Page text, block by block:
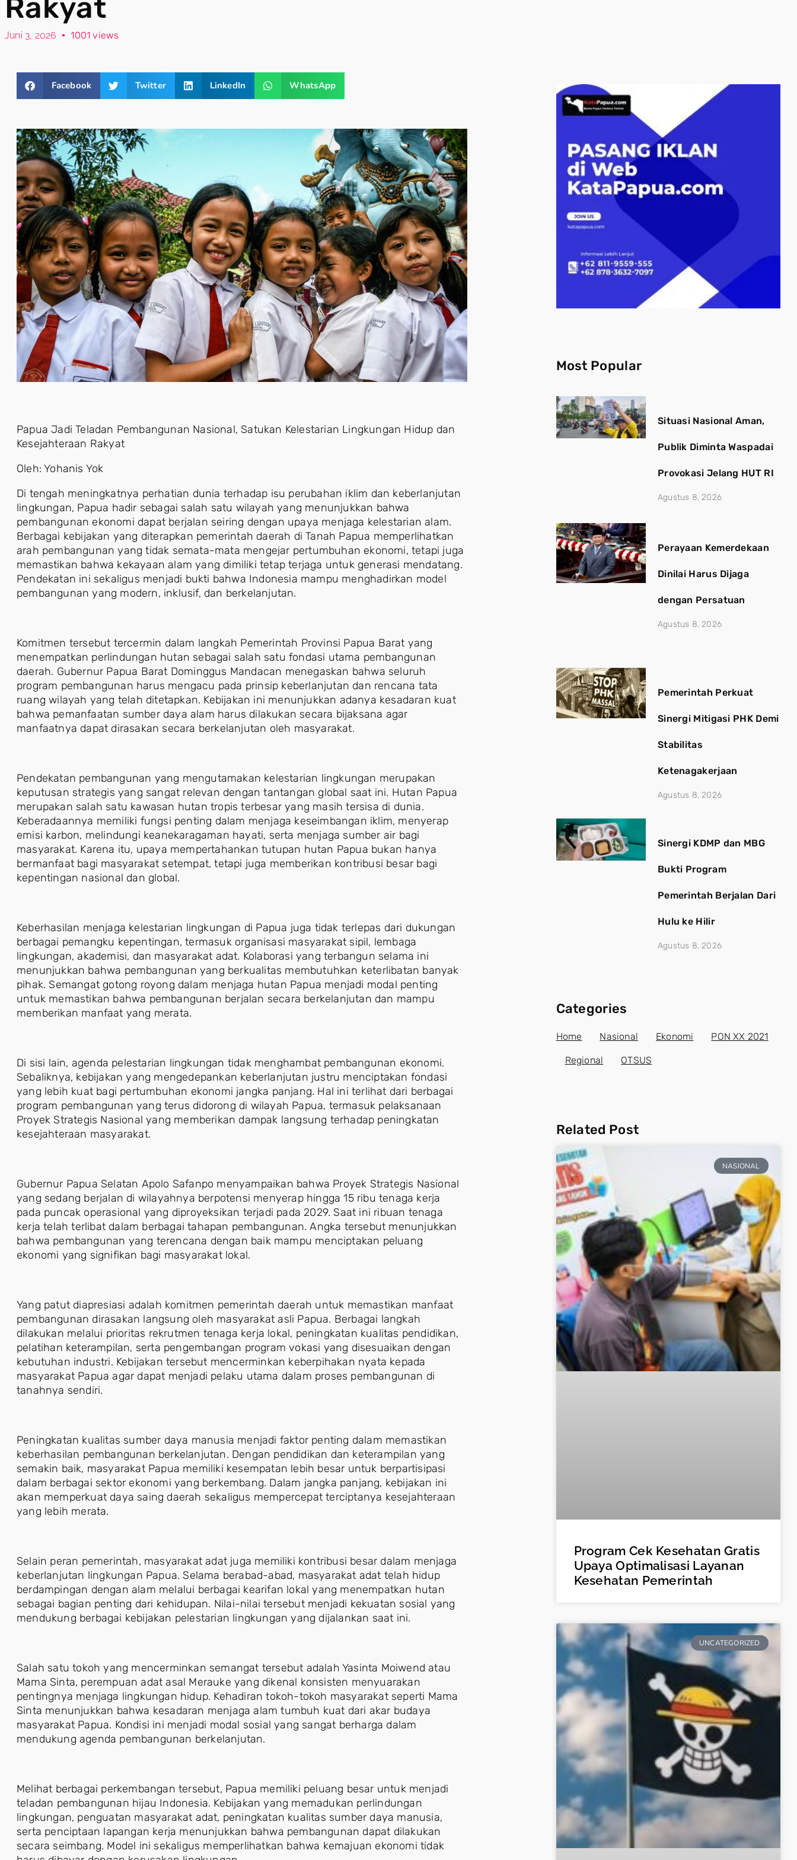
Rakyat
Juni 3, 2026 1001 views
Facebook Twitter LinkedIn WhatsApp
Papua Jadi Teladan Pembangunan Nasional, Satukan Kelestarian Lingkungan Hidup dan
Kesejahteraan Rakyat
Oleh: Yohanis Yok
Di tengah meningkatnya perhatian dunia terhadap isu perubahan iklim dan keberlanjutan
lingkungan, Papua hadir sebagai salah satu wilayah yang menunjukkan bahwa
pembangunan ekonomi dapat berjalan seiring dengan upaya menjaga kelestarian alam.
Berbagai kebijakan yang diterapkan pemerintah daerah di Tanah Papua memperlihatkan
arah pembangunan yang tidak semata-mata mengejar pertumbuhan ekonomi, tetapi juga
memastikan bahwa kekayaan alam yang dimiliki tetap terjaga untuk generasi mendatang.
Pendekatan ini sekaligus menjadi bukti bahwa Indonesia mampu menghadirkan model
pembangunan yang modern, inklusif, dan berkelanjutan.
Komitmen tersebut tercermin dalam langkah Pemerintah Provinsi Papua Barat yang
menempatkan perlindungan hutan sebagai salah satu fondasi utama pembangunan
daerah. Gubernur Papua Barat Dominggus Mandacan menegaskan bahwa seluruh
program pembangunan harus mengacu pada prinsip keberlanjutan dan rencana tata
ruang wilayah yang telah ditetapkan. Kebijakan ini menunjukkan adanya kesadaran kuat
bahwa pemanfaatan sumber daya alam harus dilakukan secara bijaksana agar
manfaatnya dapat dirasakan secara berkelanjutan oleh masyarakat.
Pendekatan pembangunan yang mengutamakan kelestarian lingkungan merupakan
keputusan strategis yang sangat relevan dengan tantangan global saat ini. Hutan Papua
merupakan salah satu kawasan hutan tropis terbesar yang masih tersisa di dunia.
Keberadaannya memiliki fungsi penting dalam menjaga keseimbangan iklim, menyerap
emisi karbon, melindungi keanekaragaman hayati, serta menjaga sumber air bagi
masyarakat. Karena itu, upaya mempertahankan tutupan hutan Papua bukan hanya
bermanfaat bagi masyarakat setempat, tetapi juga memberikan kontribusi besar bagi
kepentingan nasional dan global.
Keberhasilan menjaga kelestarian lingkungan di Papua juga tidak terlepas dari dukungan
berbagai pemangku kepentingan, termasuk organisasi masyarakat sipil, lembaga
lingkungan, akademisi, dan masyarakat adat. Kolaborasi yang terbangun selama ini
menunjukkan bahwa pembangunan yang berkualitas membutuhkan keterlibatan banyak
pihak. Semangat gotong royong dalam menjaga hutan Papua menjadi modal penting
untuk memastikan bahwa pembangunan berjalan secara berkelanjutan dan mampu
memberikan manfaat yang merata.
Di sisi lain, agenda pelestarian lingkungan tidak menghambat pembangunan ekonomi.
Sebaliknya, kebijakan yang mengedepankan keberlanjutan justru menciptakan fondasi
yang lebih kuat bagi pertumbuhan ekonomi jangka panjang. Hal ini terlihat dari berbagai
program pembangunan yang terus didorong di wilayah Papua, termasuk pelaksanaan
Proyek Strategis Nasional yang memberikan dampak langsung terhadap peningkatan
kesejahteraan masyarakat.
Gubernur Papua Selatan Apolo Safanpo menyampaikan bahwa Proyek Strategis Nasional
yang sedang berjalan di wilayahnya berpotensi menyerap hingga 15 ribu tenaga kerja
pada puncak operasional yang diproyeksikan terjadi pada 2029. Saat ini ribuan tenaga
kerja telah terlibat dalam berbagai tahapan pembangunan. Angka tersebut menunjukkan
bahwa pembangunan yang terencana dengan baik mampu menciptakan peluang
ekonomi yang signifikan bagi masyarakat lokal.
Yang patut diapresiasi adalah komitmen pemerintah daerah untuk memastikan manfaat
pembangunan dirasakan langsung oleh masyarakat asli Papua. Berbagai langkah
dilakukan melalui prioritas rekrutmen tenaga kerja lokal, peningkatan kualitas pendidikan,
pelatihan keterampilan, serta pengembangan program vokasi yang disesuaikan dengan
kebutuhan industri. Kebijakan tersebut mencerminkan keberpihakan nyata kepada
masyarakat Papua agar dapat menjadi pelaku utama dalam proses pembangunan di
tanahnya sendiri.
Peningkatan kualitas sumber daya manusia menjadi faktor penting dalam memastikan
keberhasilan pembangunan berkelanjutan. Dengan pendidikan dan keterampilan yang
semakin baik, masyarakat Papua memiliki kesempatan lebih besar untuk berpartisipasi
dalam berbagai sektor ekonomi yang berkembang. Dalam jangka panjang, kebijakan ini
akan memperkuat daya saing daerah sekaligus mempercepat terciptanya kesejahteraan
yang lebih merata.
Selain peran pemerintah, masyarakat adat juga memiliki kontribusi besar dalam menjaga
keberlanjutan lingkungan Papua. Selama berabad-abad, masyarakat adat telah hidup
berdampingan dengan alam melalui berbagai kearifan lokal yang menempatkan hutan
sebagai bagian penting dari kehidupan. Nilai-nilai tersebut menjadi kekuatan sosial yang
mendukung berbagai kebijakan pelestarian lingkungan yang dijalankan saat ini.
Salah satu tokoh yang mencerminkan semangat tersebut adalah Yasinta Moiwend atau
Mama Sinta, perempuan adat asal Merauke yang dikenal konsisten menyuarakan
pentingnya menjaga lingkungan hidup. Kehadiran tokoh-tokoh masyarakat seperti Mama
Sinta menunjukkan bahwa kesadaran menjaga alam tumbuh kuat dari akar budaya
masyarakat Papua. Kondisi ini menjadi modal sosial yang sangat berharga dalam
mendukung agenda pembangunan berkelanjutan.
Melihat berbagai perkembangan tersebut, Papua memiliki peluang besar untuk menjadi
teladan pembangunan hijau Indonesia. Kebijakan yang memadukan perlindungan
lingkungan, penguatan masyarakat adat, peningkatan kualitas sumber daya manusia,
serta penciptaan lapangan kerja menunjukkan bahwa pembangunan dapat dilakukan
secara seimbang. Model ini sekaligus memperlihatkan bahwa kemajuan ekonomi tidak
Most Popular
Situasi Nasional Aman,
Publik Diminta Waspadai
Provokasi Jelang HUT RI
Agustus 8, 2026
Perayaan Kemerdekaan
Dinilai Harus Dijaga
dengan Persatuan
Agustus 8, 2026
Pemerintah Perkuat
Sinergi Mitigasi PHK Demi
Stabilitas
Ketenagakerjaan
Agustus 8, 2026
Sinergi KDMP dan MBG
Bukti Program
Pemerintah Berjalan Dari
Hulu ke Hilir
Agustus 8, 2026
Categories
Home Nasional Ekonomi PON XX 2021
Regional OTSUS
Related Post
NASIONAL
Program Cek Kesehatan Gratis
Upaya Optimalisasi Layanan
Kesehatan Pemerintah
UNCATEGORIZED